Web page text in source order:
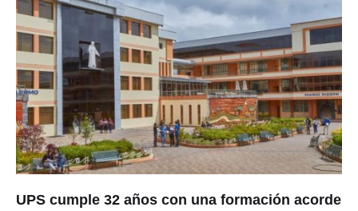
UPS cumple 32 años con una formación acorde